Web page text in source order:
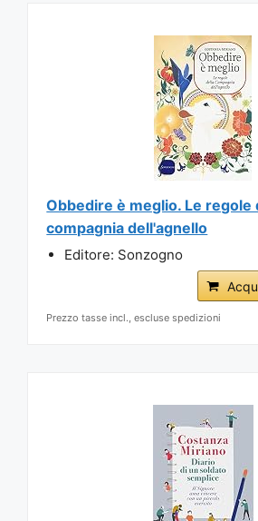
Obbedire è meglio. Le regole
compagnia dell'agnello
Editore: Sonzogno
Prezzo tasse incl., escluse spedizioni